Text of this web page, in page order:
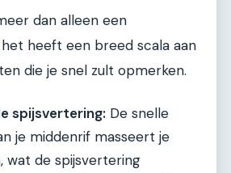
dan alleen een
heeft een breed scala aan
die je snel zult opmerken.
spijsvertering: De snelle
je middenrif masseert je
wat de spijsvertering